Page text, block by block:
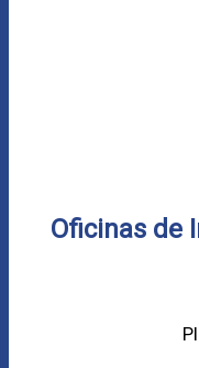
Oficinas de